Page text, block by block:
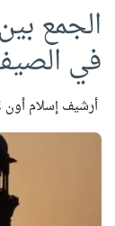
الجمع
في
أرشيف إسلام أون